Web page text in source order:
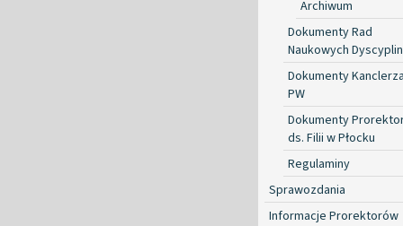
Archiwum
Dokumenty Rad
Naukowych Dyscyplin
Dokumenty
PW
Dokumenty
ds. Filii w Płocku
Regulaminy
Sprawozdania
Informacje Prorektorów